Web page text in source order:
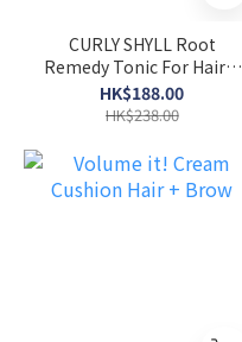
CURLY SHYLL Root
Remedy Tonic For Hair &
Scalp Care 100ml
HK$188.00
HK$238.00